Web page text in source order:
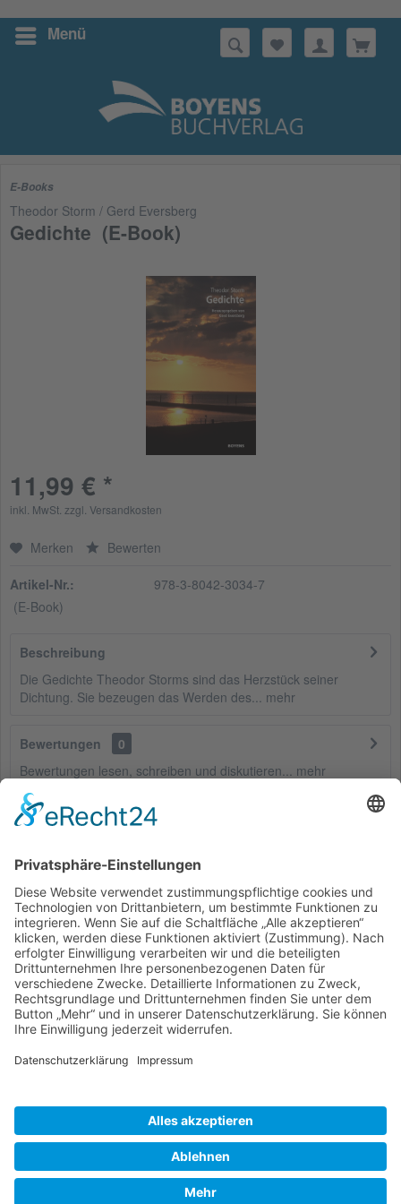
Menü
E-Books
Theodor Storm / Gerd Eversberg
Gedichte (E-Book)
11,99 € *
inkl. MwSt. zzgl. Versandkosten
Merken Bewerten
Artikel-Nr.:
978-3-8042-3034-7
(E-Book)
Beschreibung
Die Gedichte Theodor Storms sind das Herzstück seiner
Dichtung. Sie bezeugen das Werden des... mehr
Bewertungen
0
Bewertungen lesen, schreiben und diskutieren... mehr
Ähnliche Artikel
Service Hotline
Shop Service
Informationen
* Alle Preise inkl. gesetzl. Mehrwertsteuer zzgl.Versandkostenund ggf.
Nachnahmegebühren, wenn nicht anders beschrieben
Bestellung Downloads
Widerrufsbelehrung Datenschutz
Impressum
Realisiert mit Shopware